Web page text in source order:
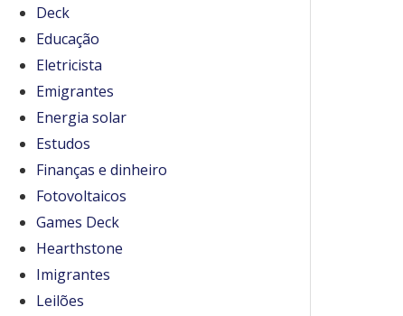
Deck
Educação
Eletricista
Emigrantes
Energia solar
Estudos
Finanças e dinheiro
Fotovoltaicos
Games Deck
Hearthstone
Imigrantes
Leilões